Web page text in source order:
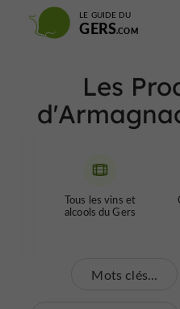
LE GUIDE DU
GERS
Les
Tous les vins et
alcools du Gers
Mots clés...